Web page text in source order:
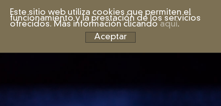
Este sitio web utiliza cookies que permiten el
funcionamiento y la prestación de los servicios
ofrecidos. Más información clicando aquí.
Aceptar